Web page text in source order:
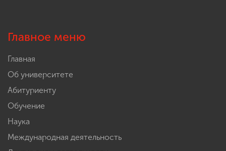
Главное меню
Главная
Об университете
Абитуриенту
Обучение
Наука
Международная деятельность